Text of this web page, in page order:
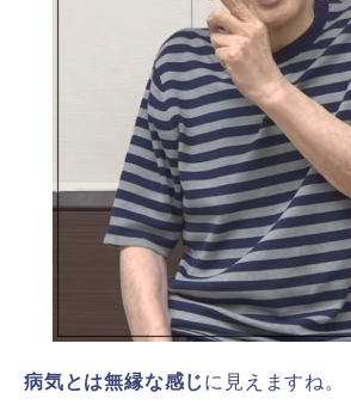
病気とは無縁な感じに見えますね。